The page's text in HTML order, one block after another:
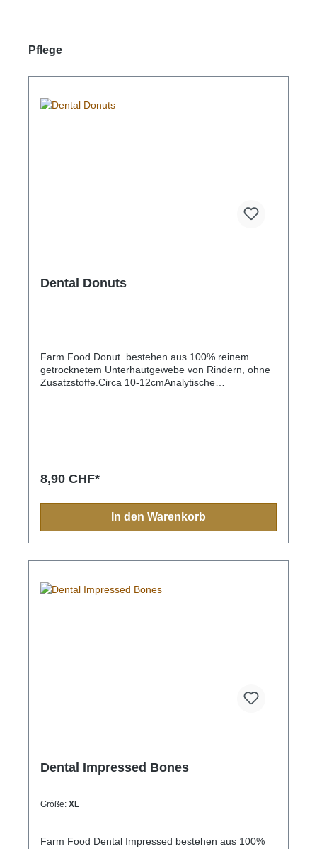
Produktgalerie überspringen
Pflege
Dental Donuts
Farm Food Donut bestehen aus 100% reinem
getrocknetem Unterhautgewebe von Rindern, ohne
Zusatzstoffe.Circa 10-12cmAnalytische
8,90 CHF*
In den Warenkorb
Dental Impressed Bones
Größe: XL
Farm Food Dental Impressed bestehen aus 100%